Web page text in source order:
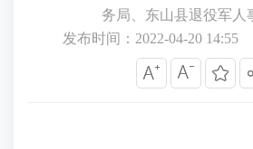
务局、东山县退役军人
发布时间：2022-04-20 14:55